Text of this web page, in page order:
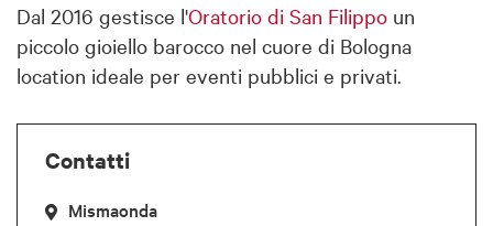
Dal 2016 gestisce l'Oratorio di San Filippo un
piccolo gioiello barocco nel cuore di Bologna
location ideale per eventi pubblici e privati.
Contatti
Mismaonda